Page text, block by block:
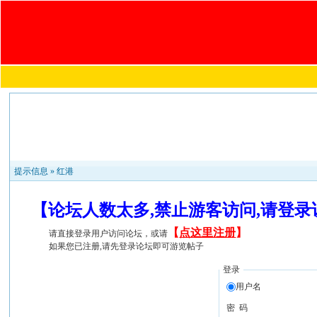
提示信息 »红港
【论坛人数太多,禁止游客访问,请登
请直接登录用户访问论坛，或请 【 点这里注册】
如果您已注册,请先登录论坛即可游览帖子
登录
用户名
密 码